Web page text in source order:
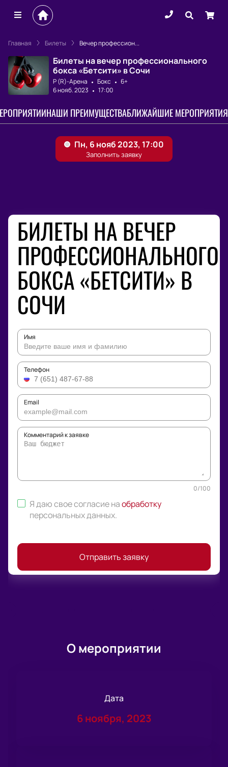
Главная Билеты Вечер профессион...
Билеты на вечер профессионального
бокса «Бетсити» в Сочи
Р (R)-Арена Бокс
6+
6 нояб. 2023
17:00
НАШИ ПРЕИМУЩЕСТВАБЛИЖАЙШИЕ МЕРОПРИЯТИЯ
БИЛЕТЫ НА ВЕЧЕР
ПРОФЕССИОНАЛЬНОГО
БОКСА «БЕТСИТИ» В
СОЧИ
Имя
Телефон
Email
Комментарий к заявке
0/100
Я даю свое согласие наобработку
персональных данных.
Отправить заявку
О мероприятии
Дата
6 ноября, 2023